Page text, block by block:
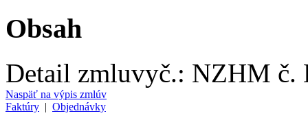
Obsah
Detail zmluvyč.: NZHM č.
Naspäť na výpis zmlúv
Faktúry | Objednávky